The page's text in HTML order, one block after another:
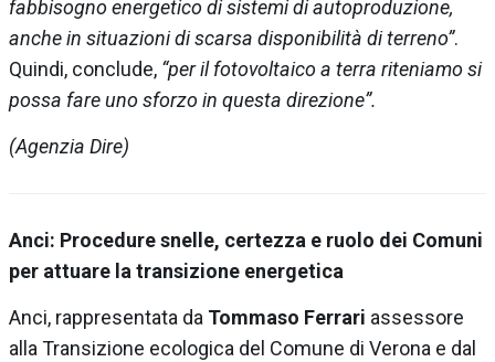
fabbisogno energetico di sistemi di autoproduzione,
anche in situazioni di scarsa disponibilità di terreno”.
Quindi, conclude, “per il fotovoltaico a terra riteniamo si
possa fare uno sforzo in questa direzione”.
(Agenzia Dire)
Anci: Procedure snelle, certezza e ruolo dei Comuni
per attuare la transizione energetica
Anci, rappresentata da Tommaso Ferrari assessore
alla Transizione ecologica del Comune di Verona e dal